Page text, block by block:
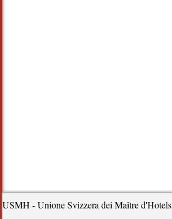
USMH - Unione Svizzera dei Maître d'Hotels